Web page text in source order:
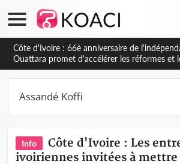
Côte d'Ivoire : 66è anniversaire de
Ouattara promet d'accélérer les réformes et
investissements pour une nation plus forte
Info
Côte d'Ivoire : Les
ivoiriennes invitées à